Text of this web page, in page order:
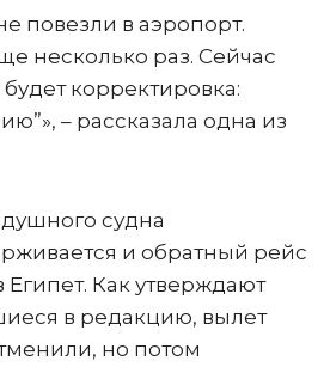
повезли в аэропорт.
несколько раз. Сейчас
корректировка:
– рассказала одна из
судна
и обратный рейс
Египет. Как утверждают
в редакцию, вылет
но потом